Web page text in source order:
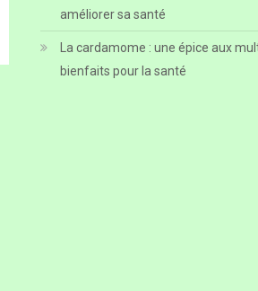
améliorer sa santé
La cardamome : une épice aux
bienfaits pour la santé